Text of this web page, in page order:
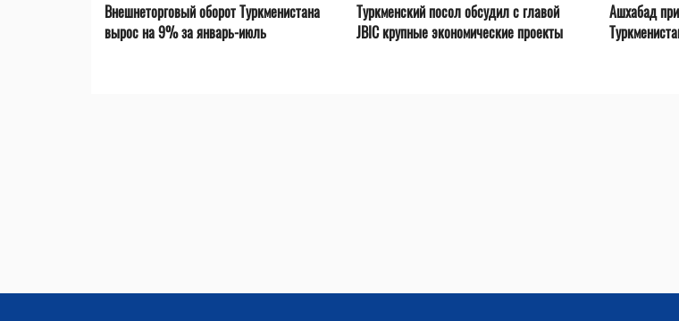
Внешнеторговый оборот Туркменистана
вырос на 9% за январь-июль
Туркменский посол обсудил с главой
JBIC крупные экономические проекты
Ашхабад